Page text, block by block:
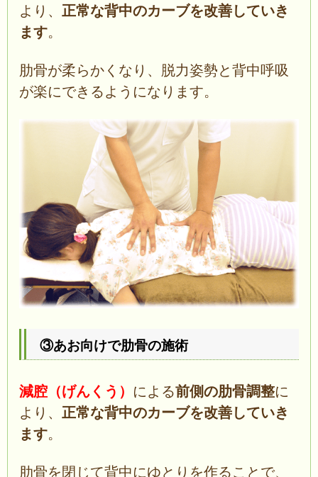
より、 正常な背中のカーブを改善していき
ます。
肋骨が柔らかくなり、脱力姿勢と背中呼吸
が楽にできるようになります。
③あお向けで肋骨の施術
減腔（げんくう） による前側の肋骨調整に
より、 正常な背中のカーブを改善していき
ます。
肋骨を閉じて背中にゆとりを作ることで、